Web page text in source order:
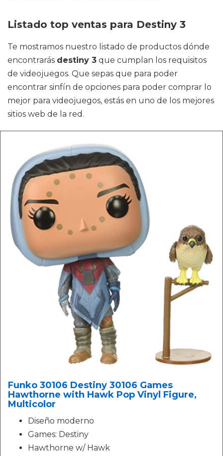
Listado top ventas para Destiny 3
Te mostramos nuestro listado de productos dónde
encontrarás destiny 3 que cumplan los requisitos
de videojuegos. Que sepas que para poder
encontrar sinfín de opciones para poder comprar lo
mejor para videojuegos, estás en uno de los mejores
sitios web de la red.
Funko 30106 Destiny 30106 Games
Hawthorne with Hawk Pop Vinyl Figure,
Multicolor
Diseño moderno
Games: Destiny
Hawthorne w/ Hawk